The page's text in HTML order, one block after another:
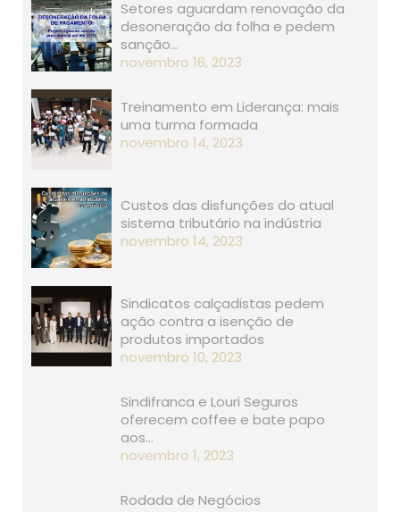
Setores aguardam renovação da
desoneração da folha e pedem
sanção…
novembro 16, 2023
Treinamento em Liderança: mais
uma turma formada
novembro 14, 2023
Custos das disfunções do atual
sistema tributário na indústria
novembro 14, 2023
Sindicatos calçadistas pedem
ação contra a isenção de
produtos importados
novembro 10, 2023
Sindifranca e Louri Seguros
oferecem coffee e bate papo
aos…
novembro 1, 2023
Rodada de Negócios